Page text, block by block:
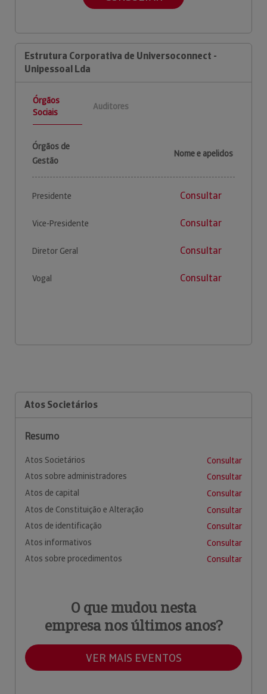
Estrutura Corporativa de Universoconnect -
Unipessoal Lda
Órgãos
Sociais
Auditores
Órgãos de
Gestão
Nome e apelidos
Presidente Consultar
Vice-Presidente Consultar
Diretor Geral Consultar
Vogal Consultar
Atos Societários
Resumo
Atos Societários
Consultar
Atos sobre administradores
Consultar
Atos de capital
Consultar
Atos de Constituição e Alteração
Consultar
Atos de identificação
Consultar
Atos informativos
Consultar
Atos sobre procedimentos
Consultar
O que mudou nesta
empresa nos últimos anos?
VER MAIS EVENTOS